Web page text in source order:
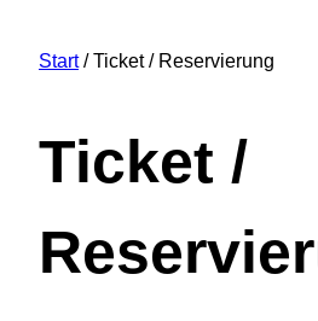
Start/ Ticket / Reservierung
Ticket /